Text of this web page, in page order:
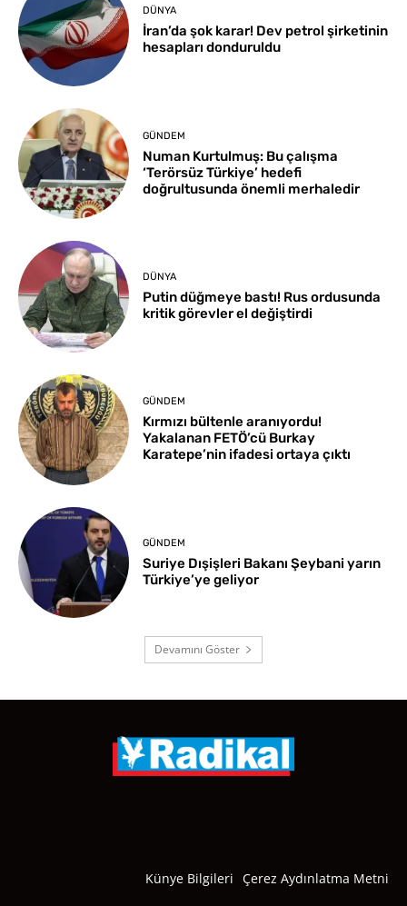
DÜNYA
İran’da şok karar! Dev petrol şirketinin
hesapları donduruldu
GÜNDEM
Numan Kurtulmuş: Bu çalışma
‘Terörsüz Türkiye’ hedefi
doğrultusunda önemli merhaledir
DÜNYA
Putin düğmeye bastı! Rus ordusunda
kritik görevler el değiştirdi
GÜNDEM
Kırmızı bültenle aranıyordu!
Yakalanan FETÖ’cü Burkay
Karatepe’nin ifadesi ortaya çıktı
GÜNDEM
Suriye Dışişleri Bakanı Şeybani yarın
Türkiye’ye geliyor
Devamını Göster
Künye Bilgileri Çerez Aydınlatma Metni